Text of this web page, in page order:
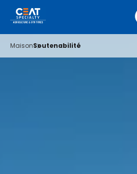
MaisonSoutenabilité